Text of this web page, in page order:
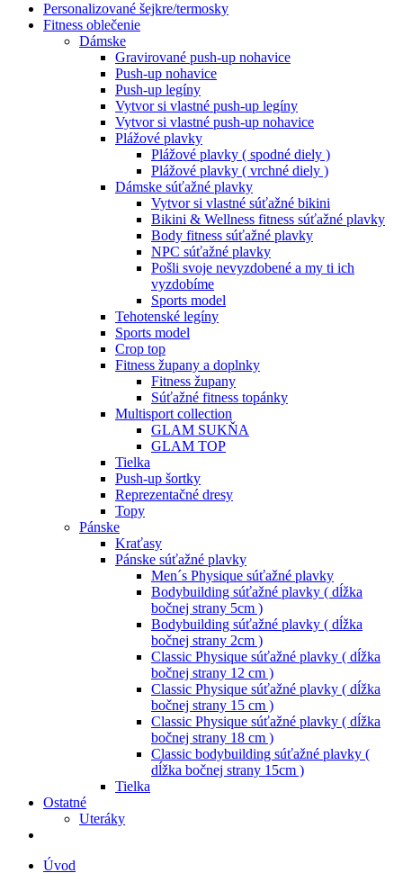
Personalizované šejkre/termosky
Fitness oblečenie
Dámske
Gravirované push-up nohavice
Push-up nohavice
Push-up legíny
Vytvor si vlastné push-up legíny
Vytvor si vlastné push-up nohavice
Plážové plavky
Plážové plavky ( spodné diely )
Plážové plavky ( vrchné diely )
Dámske súťažné plavky
Vytvor si vlastné súťažné bikini
Bikini & Wellness fitness súťažné plavky
Body fitness súťažné plavky
NPC súťažné plavky
Pošli svoje nevyzdobené a my ti ich
vyzdobíme
Sports model
Tehotenské legíny
Sports model
Crop top
Fitness župany a doplnky
Fitness župany
Súťažné fitness topánky
Multisport collection
GLAM SUKŇA
GLAM TOP
Tielka
Push-up šortky
Reprezentačné dresy
Topy
Pánske
Kraťasy
Pánske súťažné plavky
Men´s Physique súťažné plavky
Bodybuilding súťažné plavky ( dĺžka
bočnej strany 5cm )
Bodybuilding súťažné plavky ( dĺžka
bočnej strany 2cm )
Classic Physique súťažné plavky ( dĺžka
bočnej strany 12 cm )
Classic Physique súťažné plavky ( dĺžka
bočnej strany 15 cm )
Classic Physique súťažné plavky ( dĺžka
bočnej strany 18 cm )
Classic bodybuilding súťažné plavky (
dĺžka bočnej strany 15cm )
Tielka
Ostatné
Uteráky
Úvod